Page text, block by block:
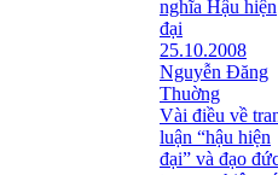
nghĩa Hậu hiện
đại
25.10.2008
Nguyễn Đăng
Thuờng
Vài điều về
luận “hậu hiện
đại” và đạo